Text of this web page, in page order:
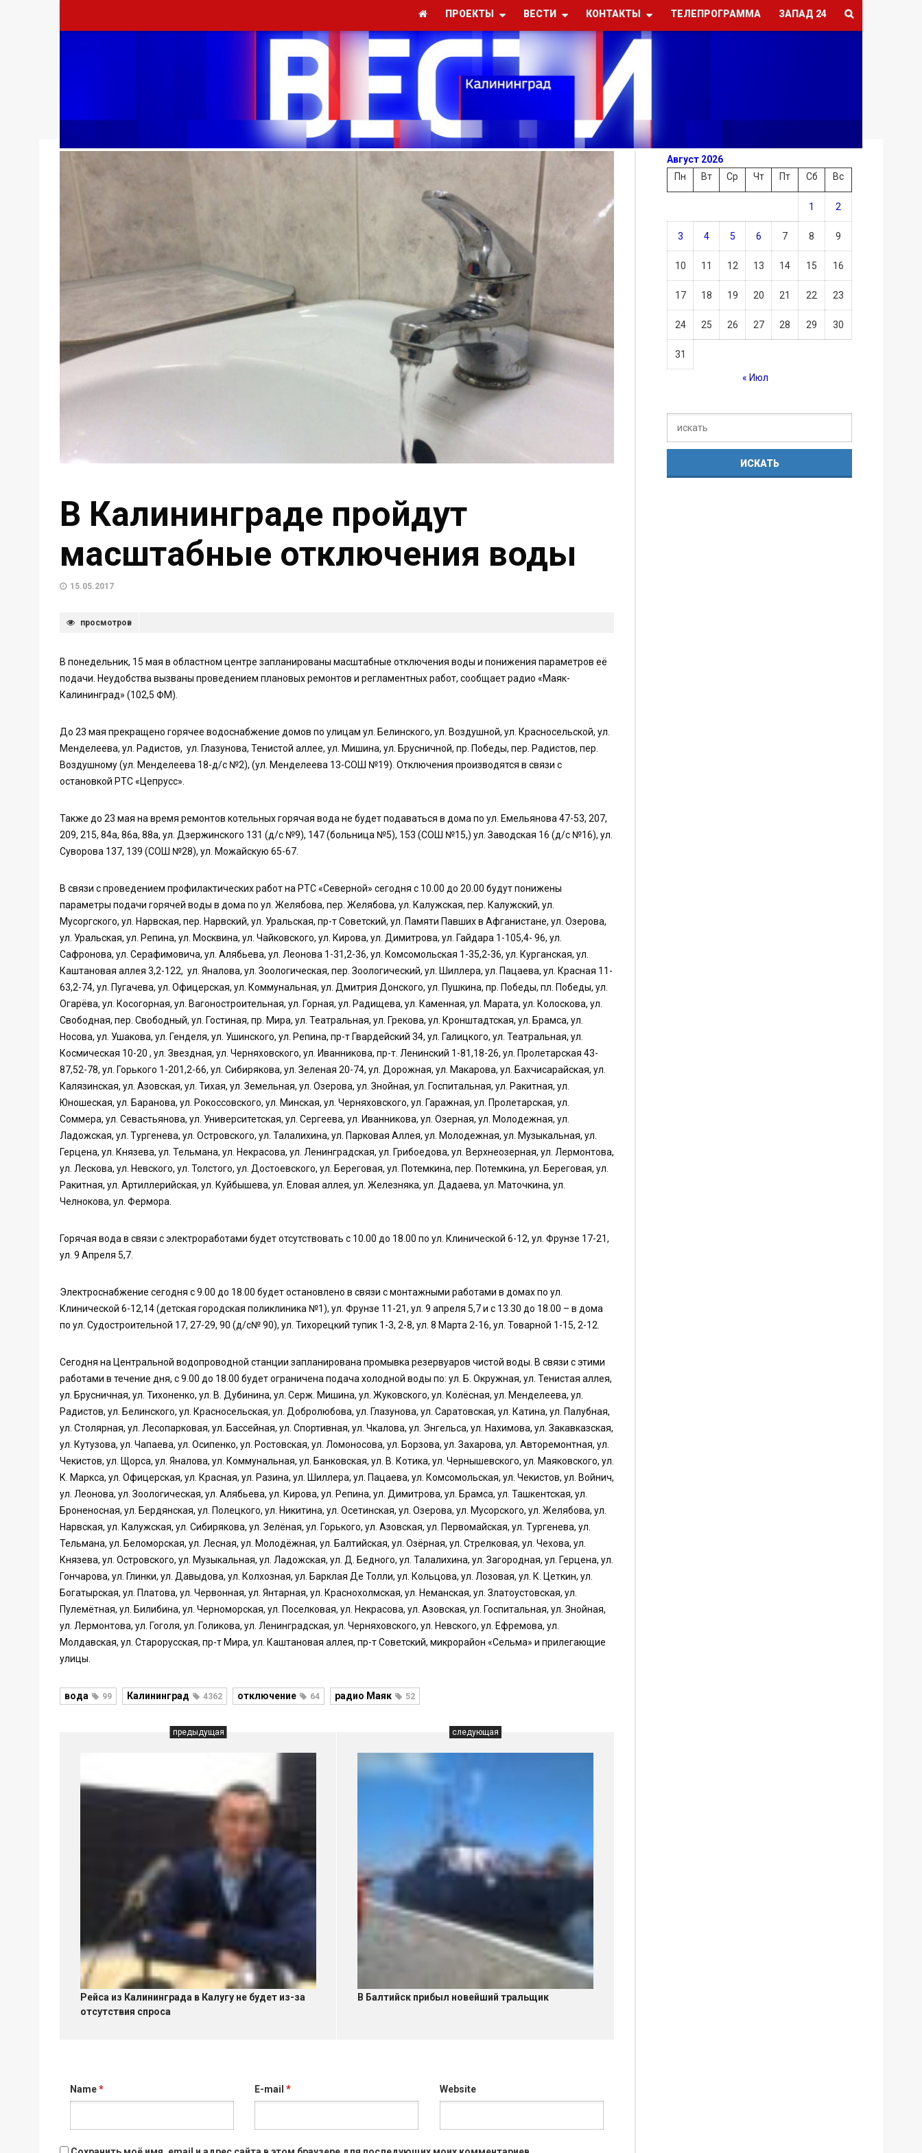
ПРОЕКТЫ ВЕСТИ КОНТАКТЫ ТЕЛЕПРОГРАММА ЗАПАД 24
В Калининграде пройдут
масштабные отключения воды
15.05.2017
просмотров
В понедельник, 15 мая в областном центре запланированы масштабные отключения воды и понижения параметров её
подачи. Неудобства вызваны проведением плановых ремонтов и регламентных работ, сообщает радио «Маяк-
Калининград» (102,5 ФМ).
До 23 мая прекращено горячее водоснабжение домов по улицам ул. Белинского, ул. Воздушной, ул. Красносельской, ул.
Менделеева, ул. Радистов, ул. Глазунова, Тенистой аллее, ул. Мишина, ул. Брусничной, пр. Победы, пер. Радистов, пер.
Воздушному (ул. Менделеева 18-д/с №2), (ул. Менделеева 13-СОШ №19). Отключения производятся в связи с
остановкой РТС «Цепрусс».
Также до 23 мая на время ремонтов котельных горячая вода не будет подаваться в дома по ул. Емельянова 47-53, 207,
209, 215, 84а, 86а, 88а, ул. Дзержинского 131 (д/с №9), 147 (больница №5), 153 (СОШ №15,) ул. Заводская 16 (д/с №16), ул.
Суворова 137, 139 (СОШ №28), ул. Можайскую 65-67.
В связи с проведением профилактических работ на РТС «Северной» сегодня с 10.00 до 20.00 будут понижены
параметры подачи горячей воды в дома по ул. Желябова, пер. Желябова, ул. Калужская, пер. Калужский, ул.
Мусоргского, ул. Нарвская, пер. Нарвский, ул. Уральская, пр-т Советский, ул. Памяти Павших в Афганистане, ул. Озерова,
ул. Уральская, ул. Репина, ул. Москвина, ул. Чайковского, ул. Кирова, ул. Димитрова, ул. Гайдара 1-105,4- 96, ул.
Сафронова, ул. Серафимовича, ул. Алябьева, ул. Леонова 1-31,2-36, ул. Комсомольская 1-35,2-36, ул. Курганская, ул.
Каштановая аллея 3,2-122, ул. Яналова, ул. Зоологическая, пер. Зоологический, ул. Шиллера, ул. Пацаева, ул. Красная 11-
63,2-74, ул. Пугачева, ул. Офицерская, ул. Коммунальная, ул. Дмитрия Донского, ул. Пушкина, пр. Победы, пл. Победы, ул.
Огарёва, ул. Косогорная, ул. Вагоностроительная, ул. Горная, ул. Радищева, ул. Каменная, ул. Марата, ул. Колоскова, ул.
Свободная, пер. Свободный, ул. Гостиная, пр. Мира, ул. Театральная, ул. Грекова, ул. Кронштадтская, ул. Брамса, ул.
Носова, ул. Ушакова, ул. Генделя, ул. Ушинского, ул. Репина, пр-т Гвардейский 34, ул. Галицкого, ул. Театральная, ул.
Космическая 10-20 , ул. Звездная, ул. Черняховского, ул. Иванникова, пр-т. Ленинский 1-81,18-26, ул. Пролетарская 43-
87,52-78, ул. Горького 1-201,2-66, ул. Сибирякова, ул. Зеленая 20-74, ул. Дорожная, ул. Макарова, ул. Бахчисарайская, ул.
Калязинская, ул. Азовская, ул. Тихая, ул. Земельная, ул. Озерова, ул. Знойная, ул. Госпитальная, ул. Ракитная, ул.
Юношеская, ул. Баранова, ул. Рокоссовского, ул. Минская, ул. Черняховского, ул. Гаражная, ул. Пролетарская, ул.
Соммера, ул. Севастьянова, ул. Университетская, ул. Сергеева, ул. Иванникова, ул. Озерная, ул. Молодежная, ул.
Ладожская, ул. Тургенева, ул. Островского, ул. Талалихина, ул. Парковая Аллея, ул. Молодежная, ул. Музыкальная, ул.
Герцена, ул. Князева, ул. Тельмана, ул. Некрасова, ул. Ленинградская, ул. Грибоедова, ул. Верхнеозерная, ул. Лермонтова,
ул. Лескова, ул. Невского, ул. Толстого, ул. Достоевского, ул. Береговая, ул. Потемкина, пер. Потемкина, ул. Береговая, ул.
Ракитная, ул. Артиллерийская, ул. Куйбышева, ул. Еловая аллея, ул. Железняка, ул. Дадаева, ул. Маточкина, ул.
Челнокова, ул. Фермора.
Горячая вода в связи с электроработами будет отсутствовать с 10.00 до 18.00 по ул. Клинической 6-12, ул. Фрунзе 17-21,
ул. 9 Апреля 5,7.
Электроснабжение сегодня с 9.00 до 18.00 будет остановлено в связи с монтажными работами в домах по ул.
Клинической 6-12,14 (детская городская поликлиника №1), ул. Фрунзе 11-21, ул. 9 апреля 5,7 и с 13.30 до 18.00 – в дома
по ул. Судостроительной 17, 27-29, 90 (д/с№ 90), ул. Тихорецкий тупик 1-3, 2-8, ул. 8 Марта 2-16, ул. Товарной 1-15, 2-12.
Сегодня на Центральной водопроводной станции запланирована промывка резервуаров чистой воды. В связи с этими
работами в течение дня, с 9.00 до 18.00 будет ограничена подача холодной воды по: ул. Б. Окружная, ул. Тенистая аллея,
ул. Брусничная, ул. Тихоненко, ул. В. Дубинина, ул. Серж. Мишина, ул. Жуковского, ул. Колёсная, ул. Менделеева, ул.
Радистов, ул. Белинского, ул. Красносельская, ул. Добролюбова, ул. Глазунова, ул. Саратовская, ул. Катина, ул. Палубная,
ул. Столярная, ул. Лесопарковая, ул. Бассейная, ул. Спортивная, ул. Чкалова, ул. Энгельса, ул. Нахимова, ул. Закавказская,
ул. Кутузова, ул. Чапаева, ул. Осипенко, ул. Ростовская, ул. Ломоносова, ул. Борзова, ул. Захарова, ул. Авторемонтная, ул.
Чекистов, ул. Щорса, ул. Яналова, ул. Коммунальная, ул. Банковская, ул. В. Котика, ул. Чернышевского, ул. Маяковского, ул.
К. Маркса, ул. Офицерская, ул. Красная, ул. Разина, ул. Шиллера, ул. Пацаева, ул. Комсомольская, ул. Чекистов, ул. Войнич,
ул. Леонова, ул. Зоологическая, ул. Алябьева, ул. Кирова, ул. Репина, ул. Димитрова, ул. Брамса, ул. Ташкентская, ул.
Броненосная, ул. Бердянская, ул. Полецкого, ул. Никитина, ул. Осетинская, ул. Озерова, ул. Мусорского, ул. Желябова, ул.
Нарвская, ул. Калужская, ул. Сибирякова, ул. Зелёная, ул. Горького, ул. Азовская, ул. Первомайская, ул. Тургенева, ул.
Тельмана, ул. Беломорская, ул. Лесная, ул. Молодёжная, ул. Балтийская, ул. Озёрная, ул. Стрелковая, ул. Чехова, ул.
Князева, ул. Островского, ул. Музыкальная, ул. Ладожская, ул. Д. Бедного, ул. Талалихина, ул. Загородная, ул. Герцена, ул.
Гончарова, ул. Глинки, ул. Давыдова, ул. Колхозная, ул. Барклая Де Толли, ул. Кольцова, ул. Лозовая, ул. К. Цеткин, ул.
Богатырская, ул. Платова, ул. Червонная, ул. Янтарная, ул. Краснохолмская, ул. Неманская, ул. Златоустовская, ул.
Пулемётная, ул. Билибина, ул. Черноморская, ул. Поселковая, ул. Некрасова, ул. Азовская, ул. Госпитальная, ул. Знойная,
ул. Лермонтова, ул. Гоголя, ул. Голикова, ул. Ленинградская, ул. Черняховского, ул. Невского, ул. Ефремова, ул.
Молдавская, ул. Старорусская, пр-т Мира, ул. Каштановая аллея, пр-т Советский, микрорайон «Сельма» и прилегающие
улицы.
вода 99 Калининград 4362 отключение 64 радио Маяк 52
предыдущая
Рейса из Калининграда в Калугу не будет из-за
отсутствия спроса
следующая
В Балтийск прибыл новейший тральщик
Name* E-mail* Website
Август 2026
Пн
Вт Ср Чт Пт Сб Вс
1 2
3 4 5 6 7 8 9
10 11 12 13 14 15 16
17 18 19 20 21 22 23
24 25 26 27 28 29 30
31
« Июл